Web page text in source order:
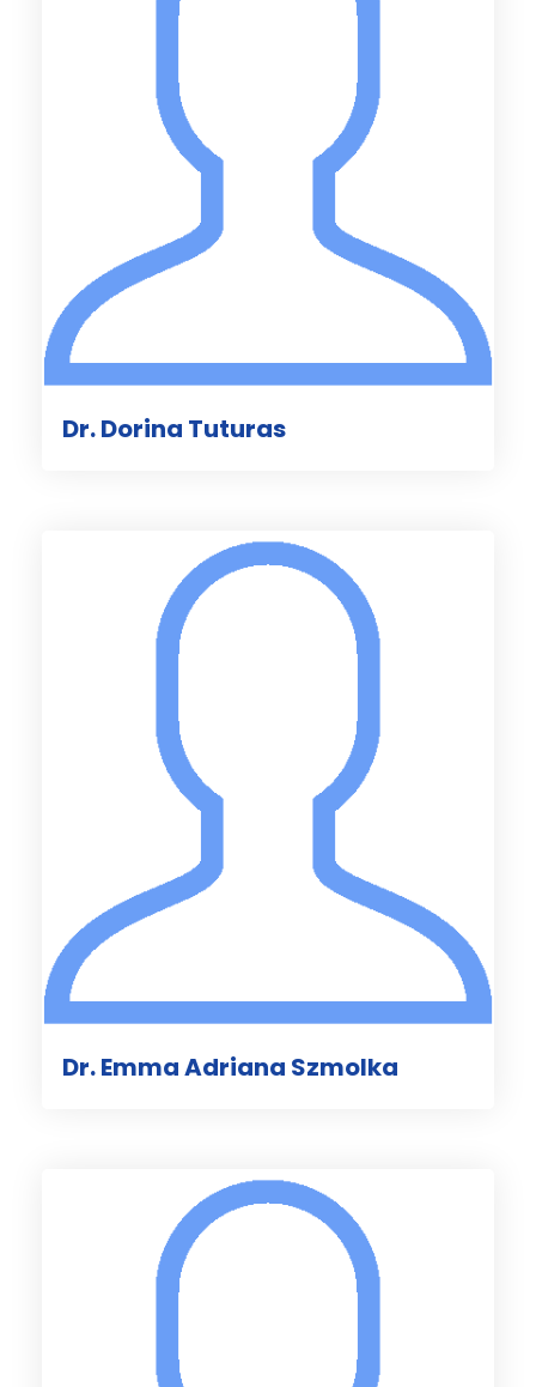
Dr. Dorina Tuturas
Dr. Emma Adriana Szmolka